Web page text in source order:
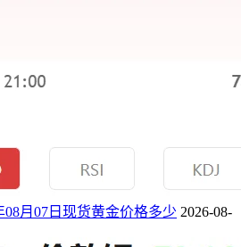
08月07日现货黄金价格多少 2026-08-